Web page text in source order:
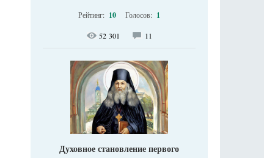
Рейтинг: 10 Голосов: 1
52 301 11
Духовное становление первого